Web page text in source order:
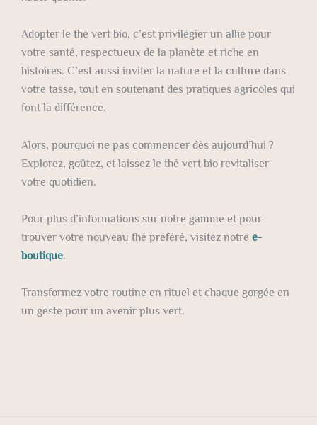
Adopter le thé vert bio, c’est privilégier un allié pour
votre santé, respectueux de la planète et riche en
histoires. C’est aussi inviter la nature et la culture dans
votre tasse, tout en soutenant des pratiques agricoles qui
font la différence.
Alors, pourquoi ne pas commencer dès aujourd’hui ?
Explorez, goûtez, et laissez le thé vert bio revitaliser
votre quotidien.
Pour plus d’informations sur notre gamme et pour
trouver votre nouveau thé préféré, visitez notre e-
boutique.
Transformez votre routine en rituel et chaque gorgée en
un geste pour un avenir plus vert.